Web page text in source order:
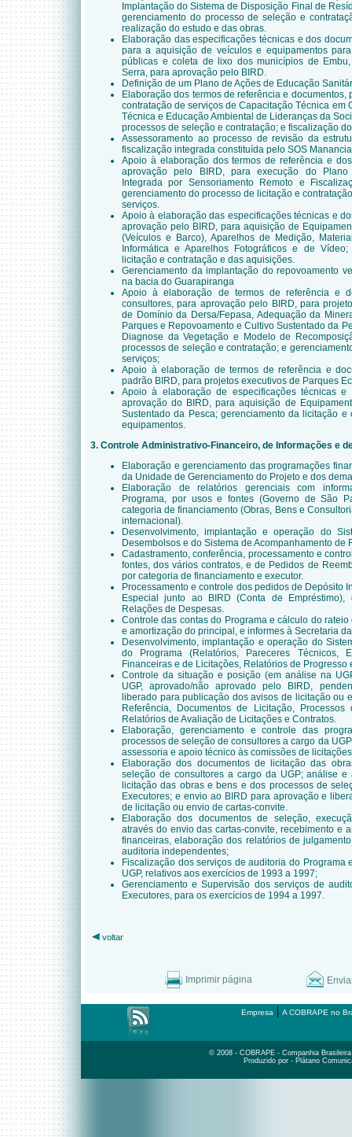
Implantação do Sistema de Disposição Final de
gerenciamento do processo de seleção e
realização do estudo e das obras.
Elaboração das especificações técnicas e dos
para a aquisição de veículos e equipamentos
públicas e coleta de lixo dos municípios de
Serra, para aprovação pelo BIRD.
Definição de um Plano de Ações de Educação
Elaboração dos termos de referência e
contratação de serviços de Capacitação Técnica em
Técnica e Educação Ambiental de Lideranças da
processos de seleção e contratação; e fiscalização
Assessoramento ao processo de revisão da
fiscalização integrada constituída pelo SOS
Apoio à elaboração dos termos de referência e
aprovação pelo BIRD, para execução do Plano
Integrada por Sensoriamento Remoto e
gerenciamento do processo de licitação e
serviços.
Apoio à elaboração das especificações técnicas e
aprovação pelo BIRD, para aquisição de
(Veículos e Barco), Aparelhos de Medição,
Informática e Aparelhos Fotográficos e de
licitação e contratação e das aquisições.
Gerenciamento da implantação do repovoamento
na bacia do Guarapiranga
Apoio à elaboração de termos de referência e
consultores, para aprovação pelo BIRD, para
de Domínio da Dersa/Fepasa, Adequação da
Parques e Repovoamento e Cultivo Sustentado da
Diagnose da Vegetação e Modelo de
processos de seleção e contratação; e
serviços;
Apoio à elaboração de termos de referência e
padrão BIRD, para projetos executivos de Parques
Apoio à elaboração de especificações técnicas e
aprovação do BIRD, para aquisição de
Sustentado da Pesca; gerenciamento da licitação
equipamentos.
3. Controle Administrativo-Financeiro, de Informações e
Elaboração e gerenciamento das programações
da Unidade de Gerenciamento do Projeto e dos
Elaboração de relatórios gerenciais com
Programa, por usos e fontes (Governo de São
categoria de financiamento (Obras, Bens e
internacional).
Desenvolvimento, implantação e operação do
Desembolsos e do Sistema de Acompanhamento de
Cadastramento, conferência, processamento e
fontes, dos vários contratos, e de Pedidos de
por categoria de financiamento e executor.
Processamento e controle dos pedidos de Depósito
Especial junto ao BIRD (Conta de
Relações de Despesas.
Controle das contas do Programa e cálculo do
e amortização do principal, e informes à Secretaria
Desenvolvimento, implantação e operação do
do Programa (Relatórios, Pareceres Técnicos,
Financeiras e de Licitações, Relatórios de Progresso
Controle da situação e posição (em análise na
UGP, aprovado/não aprovado pelo BIRD,
liberado para publicação dos avisos de licitação ou
Referência, Documentos de Licitação,
Relatórios de Avaliação de Licitações e Contratos.
Elaboração, gerenciamento e controle das
processos de seleção de consultores a cargo da
assessoria e apoio técnico às comissões de
Elaboração dos documentos de licitação das
seleção de consultores a cargo da UGP; análise e
licitação das obras e bens e dos processos de
Executores; e envio ao BIRD para aprovação e
de licitação ou envio de cartas-convite.
Elaboração dos documentos de seleção,
através do envio das cartas-convite, recebimento e
financeiras, elaboração dos relatórios de
auditoria independentes;
Fiscalização dos serviços de auditoria do Programa
UGP, relativos aos exercícios de 1993 a 1997;
Gerenciamento e Supervisão dos serviços de
Executores, para os exercícios de 1994 a 1997.
voltar
Imprimir página
Empresa | A COBRAPE no
© 2008 - COBRAPE - Companhia
Produzido por - Plátano